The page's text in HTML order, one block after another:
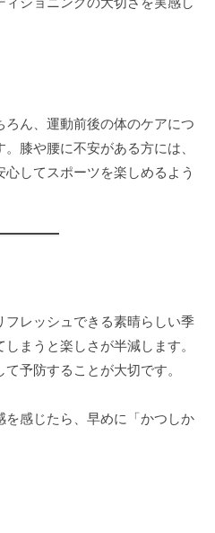
ん、運動前後の体のケアにつ
膝や腰に不安がある方には、
してスポーツを楽しめるよう
フレッシュできる素晴らしい季
まうと楽しさが半減します。
予防することが大切です。
を感じたら、早めに「かつしか